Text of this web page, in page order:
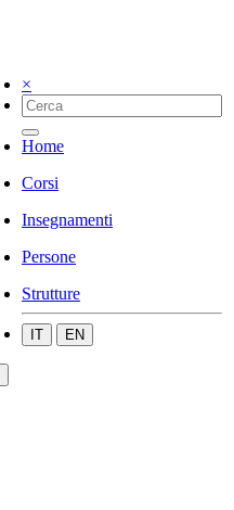
×
Home
Corsi
Insegnamenti
Persone
Strutture
IT EN